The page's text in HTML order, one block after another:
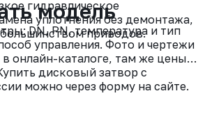
гидравлическое
уплотнения без демонтажа,
приводов.
модель
DN, PN, температура и тип
управления. Фото и чертежи
онлайн-каталоге, там же цены и
дисковый затвор с
можно через форму на сайте.